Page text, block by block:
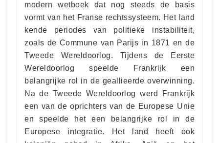
modern wetboek dat nog steeds de basis
vormt van het Franse rechtssysteem. Het land
kende periodes van politieke instabiliteit,
zoals de Commune van Parijs in 1871 en de
Tweede Wereldoorlog. Tijdens de Eerste
Wereldoorlog speelde Frankrijk een
belangrijke rol in de geallieerde overwinning.
Na de Tweede Wereldoorlog werd Frankrijk
een van de oprichters van de Europese Unie
en speelde het een belangrijke rol in de
Europese integratie. Het land heeft ook